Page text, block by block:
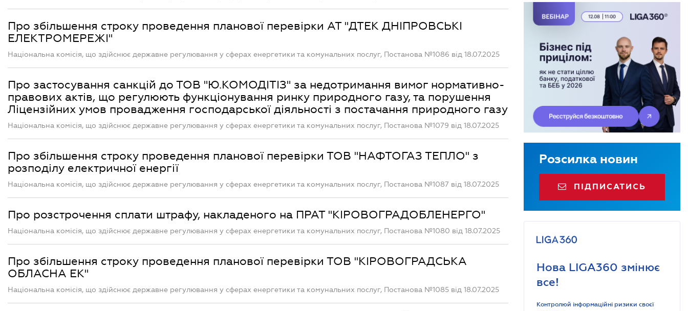
Про збільшення строку проведення планової перевірки АТ "ДТЕК ДНІПРОВСЬКІ
ЕЛЕКТРОМЕРЕЖІ"
Національна комісія, що здійснює державне регулювання у сферах енергетики та комунальних послуг, Постанова №1086 від 18.07.2025
Про застосування санкцій до ТОВ "Ю.КОМОДІТІЗ" за недотримання вимог нормативно-
правових актів, що регулюють функціонування ринку природного газу, та порушення
Ліцензійних умов провадження господарської діяльності з постачання природного газу
Національна комісія, що здійснює державне регулювання у сферах енергетики та комунальних послуг, Постанова №1079 від 18.07.2025
Про збільшення строку проведення планової перевірки ТОВ "НАФТОГАЗ ТЕПЛО" з
розподілу електричної енергії
Національна комісія, що здійснює державне регулювання у сферах енергетики та комунальних послуг, Постанова №1087 від 18.07.2025
Про розстрочення сплати штрафу, накладеного на ПРАТ "КІРОВОГРАДОБЛЕНЕРГО"
Національна комісія, що здійснює державне регулювання у сферах енергетики та комунальних послуг, Постанова №1080 від 18.07.2025
Про збільшення строку проведення планової перевірки ТОВ "КІРОВОГРАДСЬКА
ОБЛАСНА ЕК"
Національна комісія, що здійснює державне регулювання у сферах енергетики та комунальних послуг, Постанова №1085 від 18.07.2025
Розсилка новин
ПІДПИСАТИСЬ
Нова LIGA360 змінює
все!
Контролюй інформаційні ризики своєї